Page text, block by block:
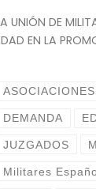
UNIÓN DE
EN LA
DEMANDA
JUZGADOS
Militares